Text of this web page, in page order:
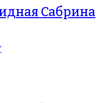
Сабрина